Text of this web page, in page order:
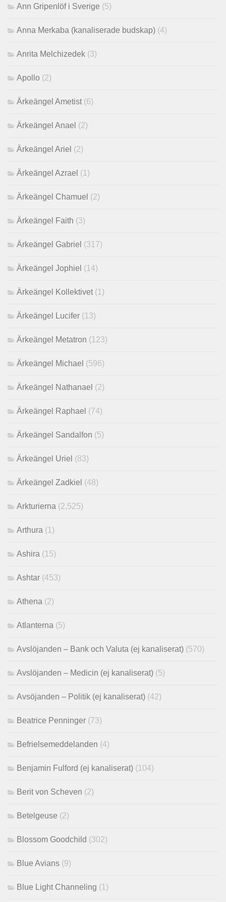
Ann Gripenlöf i Sverige (5)
Anna Merkaba (kanaliserade budskap) (4)
Anrita Melchizedek (3)
Apollo (2)
Ärkeängel Ametist (6)
Ärkeängel Anael (2)
Ärkeängel Ariel (2)
Ärkeängel Azrael (1)
Ärkeängel Chamuel (2)
Ärkeängel Faith (3)
Ärkeängel Gabriel (317)
Ärkeängel Jophiel (14)
Ärkeängel Kollektivet (1)
Ärkeängel Lucifer (13)
Ärkeängel Metatron (123)
Ärkeängel Michael (596)
Ärkeängel Nathanael (2)
Ärkeängel Raphael (74)
Ärkeängel Sandalfon (5)
Ärkeängel Uriel (83)
Ärkeängel Zadkiel (48)
Arkturierna (2,525)
Arthura (1)
Ashira (15)
Ashtar (453)
Athena (2)
Atlanterna (5)
Avslöjanden – Bank och Valuta (ej kanaliserat) (570)
Avslöjanden – Medicin (ej kanaliserat) (5)
Avsöjanden – Politik (ej kanaliserat) (42)
Beatrice Penninger (73)
Befrielsemeddelanden (4)
Benjamin Fulford (ej kanaliserat) (104)
Berit von Scheven (2)
Betelgeuse (2)
Blossom Goodchild (302)
Blue Avians (9)
Blue Light Channeling (1)